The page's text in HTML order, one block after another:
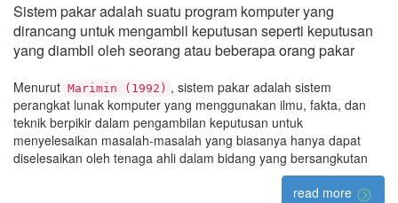
Sistem pakar adalah suatu program komputer yang
dirancang untuk mengambil keputusan seperti keputusan
yang diambil oleh seorang atau beberapa orang pakar
Menurut Marimin (1992) , sistem pakar adalah sistem
perangkat lunak komputer yang menggunakan ilmu, fakta, dan
teknik berpikir dalam pengambilan keputusan untuk
menyelesaikan masalah-masalah yang biasanya hanya dapat
diselesaikan oleh tenaga ahli dalam bidang yang bersangkutan
read more